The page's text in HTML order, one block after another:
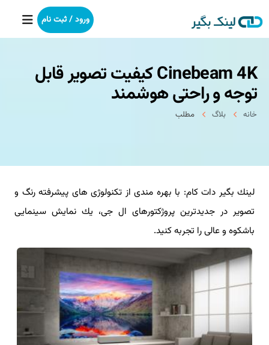
خانه
بکلینک
خدمات ما
درباره ما
آموزش
ورود / ثبت نام
Cinebeam 4K كیفیت تصویر قابل
توجه و راحتی هوشمند
خانه بلاگ مطلب
لینك بگیر دات كام: با بهره مندی از تكنولوژی های پیشرفته رنگ و
تصویر در جدیدترین پروژكتورهای ال جی، یك نمایش سینمایی
باشكوه و عالی را تجربه كنید.